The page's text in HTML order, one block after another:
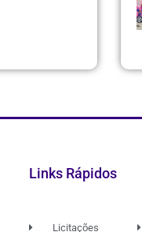
Links Rápidos
Licitações